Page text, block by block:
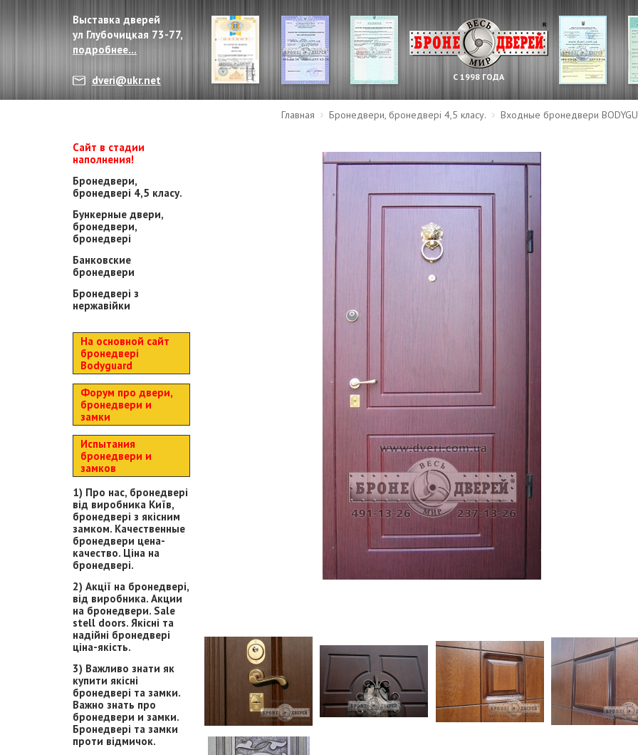
Выставка дверей
ул Глубочицкая 73-77,
подробнее...
dveri@ukr.net С 1998 ГОДА
Главная Бронедвери, бронедвері 4,5 класу. Входные бронедвери
Сайт в стадии
наполнения!
Бронедвери,
бронедвері 4,5 класу.
Бункерные двери,
бронедвери,
бронедвері
Банковские
бронедвери
Бронедвері з
нержавійки
На основной сайт
бронедвері
Bodyguard
Форум про двери,
бронедвери и
замки
Испытания
бронедвери и
замков
1) Про нас, бронедвері
від виробника Київ,
бронедвері з якісним
замком. Качественные
бронедвери цена-
качество. Ціна на
бронедвері.
2) Акції на бронедвері,
від виробника. Акции
на бронедвери. Sale
stell doors. Якісні та
надійні бронедвері
ціна-якість.
3) Важливо знати як
купити якісні
бронедвері та замки.
Важно знать про
бронедвери и замки.
Бронедвері та замки
проти відмичок.